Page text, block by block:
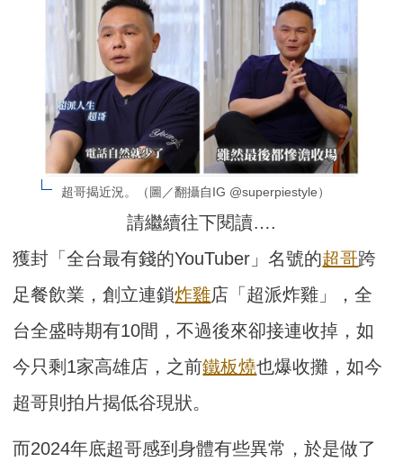
超哥揭近況。（圖／翻攝自IG @superpiestyle）
請繼續往下閱讀….
獲封「全台最有錢的YouTuber」名號的超哥跨
足餐飲業，創立連鎖炸雞店「超派炸雞」，全
台全盛時期有10間，不過後來卻接連收掉，如
今只剩1家高雄店，之前鐵板燒也爆收攤，如今
超哥則拍片揭低谷現狀。
而2024年底超哥感到身體有些異常，於是做了